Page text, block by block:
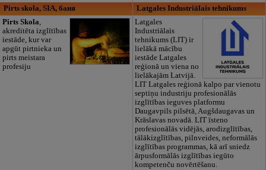
Pirts skola, SIA, баня
Pirts Skola,
akreditēta izglītības
iestāde, kur var
apgūt pirtnieka un
pirts meistara
profesiju
Latgales Industriālais tehnikums
Latgales
Industriālais
tehnikums (LIT) ir
lielākā mācību
iestāde Latgales
reģionā un viena no
lielākajām Latvijā.
LIT Latgales reģionā kalpo par vienotu
septiņu industriju profesionālās
izglītības ieguves platformu
Daugavpils pilsētā, Augšdaugavas un
Krāslavas novadā. LIT īsteno
profesionālās vidējās, arodizglītības,
tālākizglītības, pilnveides, neformālās
izglītības programmas, kā arī sniedz
ārpusformālās izglītības iegūto
kompetenču novērtēšanu.